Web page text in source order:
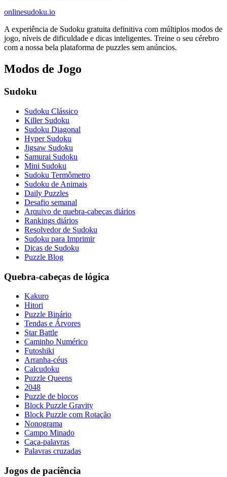
onlinesudoku.io
A experiência de Sudoku gratuita definitiva com múltiplos modos de
jogo, níveis de dificuldade e dicas inteligentes. Treine o seu cérebro
com a nossa bela plataforma de puzzles sem anúncios.
Modos de Jogo
Sudoku
Sudoku Clássico
Killer Sudoku
Sudoku Diagonal
Hyper Sudoku
Jigsaw Sudoku
Samurai Sudoku
Mini Sudoku
Sudoku Termômetro
Sudoku de Animais
Daily Puzzles
Desafio semanal
Arquivo de quebra-cabeças diários
Rankings diários
Resolvedor de Sudoku
Sudoku para Imprimir
Dicas de Sudoku
Puzzle Blog
Quebra-cabeças de lógica
Kakuro
Hitori
Puzzle Binário
Tendas e Árvores
Star Battle
Caminho Numérico
Futoshiki
Arranha-céus
Calcudoku
Puzzle Queens
2048
Puzzle de blocos
Block Puzzle Gravity
Block Puzzle com Rotação
Nonograma
Campo Minado
Caça-palavras
Palavras cruzadas
Jogos de paciência